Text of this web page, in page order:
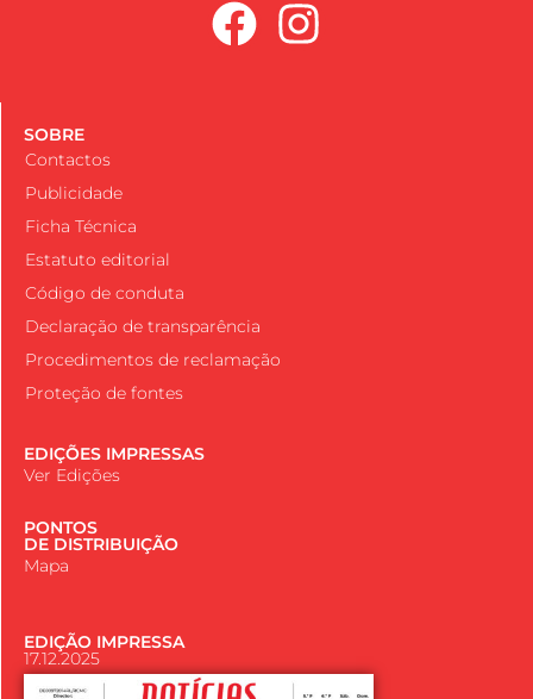
SOBRE
Contactos
Publicidade
Ficha Técnica
Estatuto editorial
Código de conduta
Declaração de transparência
Procedimentos de reclamação
Proteção de fontes
EDIÇÕES IMPRESSAS
Ver Edições
PONTOS
DE DISTRIBUIÇÃO
Mapa
EDIÇÃO IMPRESSA
17.12.2025